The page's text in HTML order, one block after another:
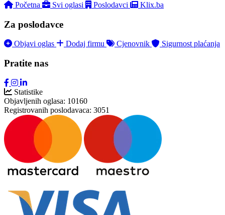
Početna Svi oglasi Poslodavci Klix.ba
Za poslodavce
Objavi oglas Dodaj firmu Cjenovnik Sigurnost plaćanja
Pratite nas
Statistike
Objavljenih oglasa: 10160
Registrovanih poslodavaca: 3051